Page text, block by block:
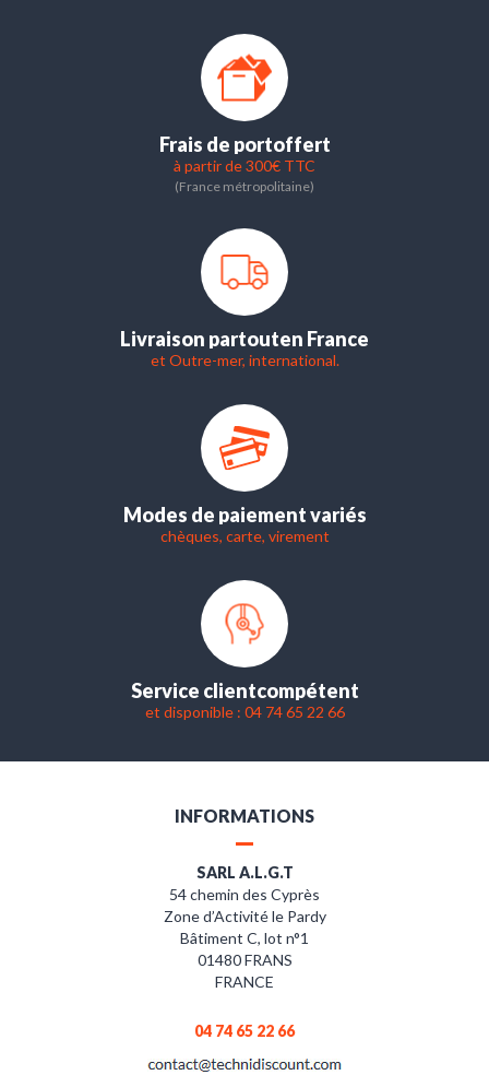
Frais de portoffert
à partir de 300€ TTC
(France métropolitaine)
Livraison partouten France
et Outre-mer, international.
Modes de paiement variés
chèques, carte, virement
Service clientcompétent
et disponible : 04 74 65 22 66
INFORMATIONS
SARL A.L.G.T
54 chemin des Cyprès
Zone d’Activité le Pardy
Bâtiment C, lot n°1
01480 FRANS
FRANCE
04 74 65 22 66